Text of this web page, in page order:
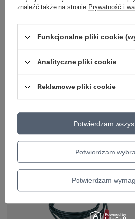
Potrzebujesz karty podarunkowej na
ofercie? Napisz lub zadzwoń do nas.
RGB
Parametry bezpieczeństwa
Ciekawostki do gitary
znaleźć także na stronie Prywatność i
Funkcjonalne pliki cookie
Analityczne pliki cookie
Reklamowe pliki cookie
Potwierdzam
Potwierdzam
Potwierdzam